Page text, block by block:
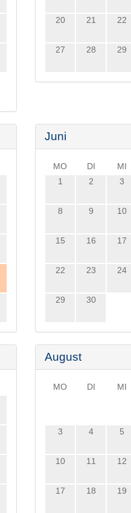
20 21 22
27 28 29
Juni
MO DI MI
1
2 3
8 9 10
15 16 17
22 23 24
29 30
August
MO DI MI
3 4 5
10 11 12
17 18 19